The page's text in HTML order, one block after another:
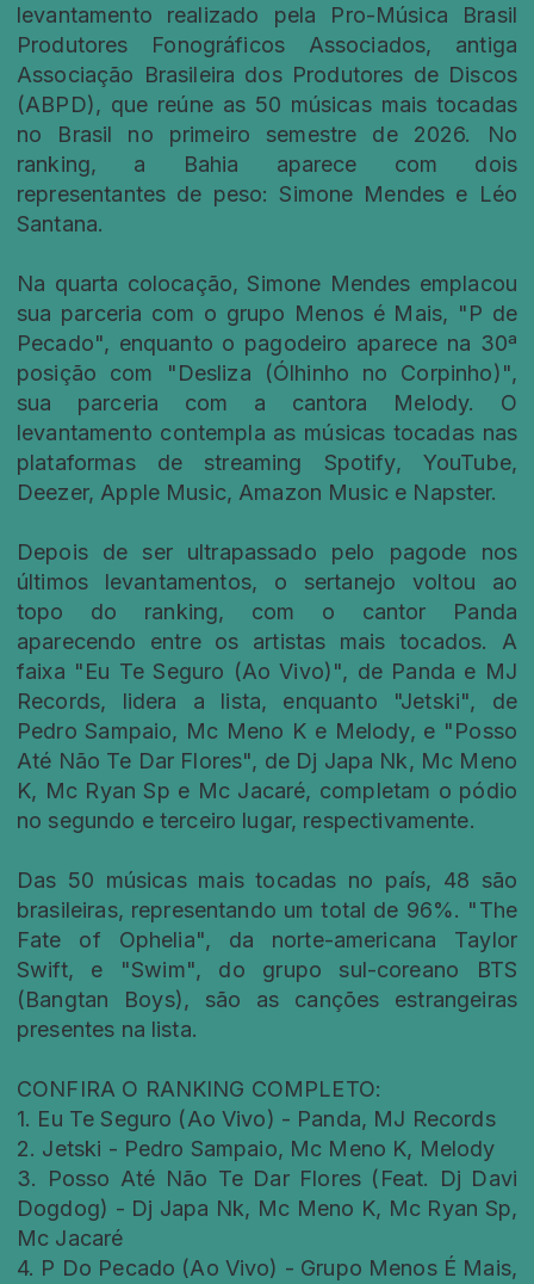
levantamento realizado pela Pro-Música Brasil
Produtores Fonográficos Associados, antiga
Associação Brasileira dos Produtores de Discos
(ABPD), que reúne as 50 músicas mais tocadas
no Brasil no primeiro semestre de 2026. No
ranking, a Bahia aparece com dois
representantes de peso: Simone Mendes e Léo
Santana.
Na quarta colocação, Simone Mendes emplacou
sua parceria com o grupo Menos é Mais, "P de
Pecado", enquanto o pagodeiro aparece na 30ª
posição com "Desliza (Ólhinho no Corpinho)",
sua parceria com a cantora Melody. O
levantamento contempla as músicas tocadas nas
plataformas de streaming Spotify, YouTube,
Deezer, Apple Music, Amazon Music e Napster.
Depois de ser ultrapassado pelo pagode nos
últimos levantamentos, o sertanejo voltou ao
topo do ranking, com o cantor Panda
aparecendo entre os artistas mais tocados. A
faixa "Eu Te Seguro (Ao Vivo)", de Panda e MJ
Records, lidera a lista, enquanto "Jetski", de
Pedro Sampaio, Mc Meno K e Melody, e "Posso
Até Não Te Dar Flores", de Dj Japa Nk, Mc Meno
K, Mc Ryan Sp e Mc Jacaré, completam o pódio
no segundo e terceiro lugar, respectivamente.
Das 50 músicas mais tocadas no país, 48 são
brasileiras, representando um total de 96%. "The
Fate of Ophelia", da norte-americana Taylor
Swift, e "Swim", do grupo sul-coreano BTS
(Bangtan Boys), são as canções estrangeiras
presentes na lista.
CONFIRA O RANKING COMPLETO:
1. Eu Te Seguro (Ao Vivo) - Panda, MJ Records
2. Jetski - Pedro Sampaio, Mc Meno K, Melody
3. Posso Até Não Te Dar Flores (Feat. Dj Davi
Dogdog) - Dj Japa Nk, Mc Meno K, Mc Ryan Sp,
Mc Jacaré
4. P Do Pecado (Ao Vivo) - Grupo Menos É Mais,